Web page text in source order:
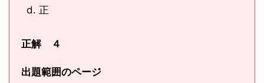
正
正解 ４
出題範囲のページ